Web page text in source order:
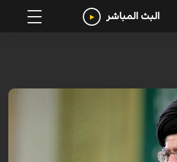
البث المباشر